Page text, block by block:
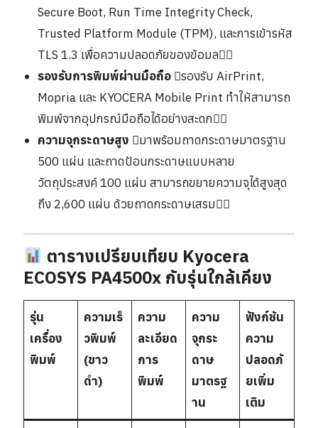
Secure Boot, Run Time Integrity Check,
Trusted Platform Module (TPM), และการเข้ารหัส
TLS 1.3 เพื่อความปลอดภัยของข้อมล
รองรับการพิมพ์ผ่านมือถือ รองรับ AirPrint,
Mopria และ KYOCERA Mobile Print ทำให้สามารถ
พิมพ์จากอุปกรณ์มือถือได้อย่างสะดก
ความจุกระดาษสูง มาพร้อมถาดกระดาษมาตรฐาน
500 แผ่น และถาดป้อนกระดาษแบบหลาย
วัตถุประสงค์ 100 แผ่น สามารถขยายความจุได้สูงสุด
ถึง 2,600 แผ่น ด้วยถาดกระดาษเสรม
ตารางเปรียบเทียบ Kyocera
ECOSYS PA4500x กับรุ่นใกล้เคียง
รุ่น
เครื่อง
พิมพ์
ความเร็
วพิมพ์
(ขาว
ดำ)
ความ
ละเอียด
การ
พิมพ์
ความ
จุกระ
ดาษ
มาตรฐ
าน
ฟังก์ชัน
ความ
ปลอดภั
ยเพิ่ม
เติม